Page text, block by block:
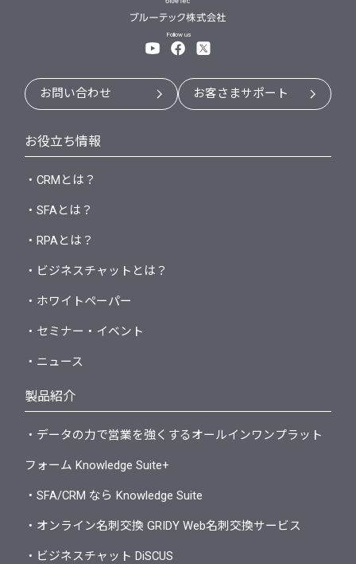
Follow us
お問い合わせ お客さまサポート
お役立ち情報
・CRMとは？
・SFAとは？
・RPAとは？
・ビジネスチャットとは？
・ホワイトペーパー
・セミナー・イベント
・ニュース
製品紹介
・データの力で営業を強くするオールインワンプラット
フォーム Knowledge Suite+
・SFA/CRM なら Knowledge Suite
・オンライン名刺交換 GRIDY Web名刺交換サービス
・ビジネスチャット DiSCUS